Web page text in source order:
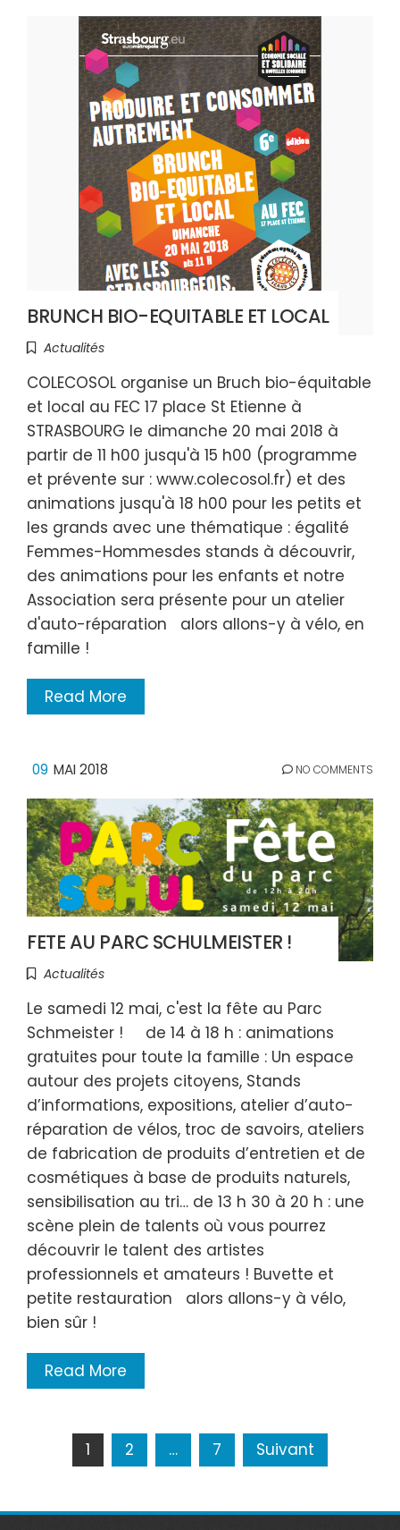
BRUNCH BIO-EQUITABLE ET LOCAL
Actualités
COLECOSOL organise un Bruch bio-équitable
et local au FEC 17 place St Etienne à
STRASBOURG le dimanche 20 mai 2018 à
partir de 11 h00 jusqu'à 15 h00 (programme
et prévente sur : www.colecosol.fr) et des
animations jusqu'à 18 h00 pour les petits et
les grands avec une thématique : égalité
Femmes-Hommesdes stands à découvrir,
des animations pour les enfants et notre
Association sera présente pour un atelier
d'auto-réparation alors allons-y à vélo, en
famille !
Read More
09 MAI 2018 NO COMMENTS
FETE AU PARC SCHULMEISTER !
Actualités
Le samedi 12 mai, c'est la fête au Parc
Schmeister ! de 14 à 18 h : animations
gratuites pour toute la famille : Un espace
autour des projets citoyens, Stands
d’informations, expositions, atelier d’auto-
réparation de vélos, troc de savoirs, ateliers
de fabrication de produits d’entretien et de
cosmétiques à base de produits naturels,
sensibilisation au tri… de 13 h 30 à 20 h : une
scène plein de talents où vous pourrez
découvrir le talent des artistes
professionnels et amateurs ! Buvette et
petite restauration alors allons-y à vélo,
bien sûr !
Read More
Navigation
1 2 … 7 Suivant